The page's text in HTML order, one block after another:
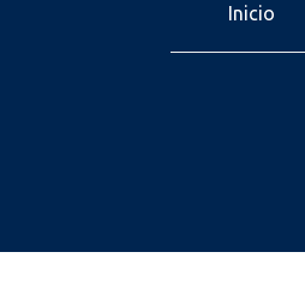
Inicio